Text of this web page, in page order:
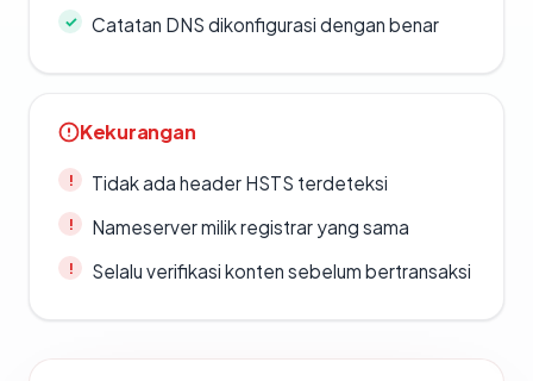
Catatan DNS dikonfigurasi dengan benar
Kekurangan
Tidak ada header HSTS terdeteksi
Nameserver milik registrar yang sama
Selalu verifikasi konten sebelum bertransaksi